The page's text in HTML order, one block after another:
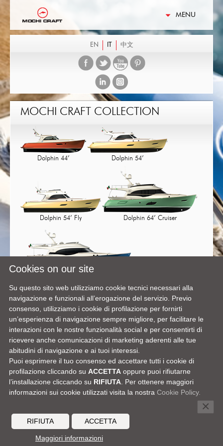
MENU
EN 中文
MOCHI CRAFT COLLECTION
Dolphin 44’ Dolphin 54’
Dolphin 54’ Fly Dolphin 64’ Cruiser
© 2026 MOCHI CRAFT - a Ferretti Group brand
INFO LEGALI
COOKIE CREDITI ACCESSIBILITY
Cookies on our site
Su questo sito web utilizziamo cookie tecnici necessari alla
navigazione e funzionali all’erogazione del servizio. Previo
consenso, utilizziamo i cookie di profilazione per fornirti
un’esperienza di navigazione sempre migliore, per facilitare le
interazioni con le nostre funzionalità social e per consentirti di
ricevere anche comunicazioni di marketing aderenti alle tue
abitudini di navigazione e ai tuoi interessi.
Puoi esprimere il tuo consenso ed accettare tutti i cookie di
profilazione cliccando su ACCETTA oppure puoi rifiutarne
l’installazione cliccando su RIFIUTA . Per ottenere maggiori
informazioni sui cookie utilizzati visita la nostra Cookie Policy.
×
RIFIUTA ACCETTA
Maggiori informazioni